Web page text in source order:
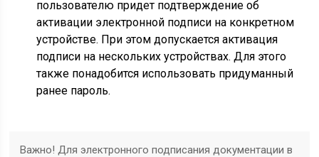
пользователю придет подтверждение об
активации электронной подписи на конкретном
устройстве. При этом допускается активация
подписи на нескольких устройствах. Для этого
также понадобится использовать придуманный
ранее пароль.
Важно! Для электронного подписания документации в